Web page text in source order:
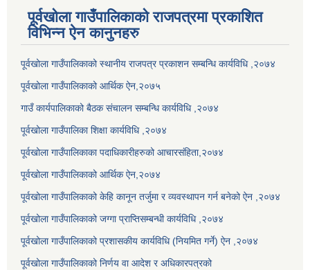
पूर्वखोला गाउँपालिकाको राजपत्रमा प्रकाशित
विभिन्न ऐन कानुनहरु
पूर्वखोला गाउँपालिकाको स्थानीय राजपत्र प्रकाशन सम्बन्धि कार्यविधि ,२०७४
पूर्वखोला गाउँपालिकाको आर्थिक ऐन,२०७५
गाउँ कार्यपालिकाको बैठक संचालन सम्बन्धि कार्यविधि ,२०७४
पूर्वखोला गाउँपालिका शिक्षा कार्यविधि ,२०७४
पूर्वखोला गाउँपालिकाका पदाधिकारीहरुको आचारसंहिता,२०७४
पूर्वखोला गाउँपालिकाको आर्थिक ऐन,२०७४
पूर्वखोला गाउँपालिकाको केहि कानून तर्जुमा र व्यवस्थापन गर्न बनेको ऐन ,२०७४
पूर्वखोला गाउँपालिकाको जग्गा प्राप्तिसम्बन्धी कार्यविधि ,२०७४
पूर्वखोला गाउँपालिकाको प्रशासकीय कार्यविधि (नियमित गर्ने) ऐन ,२०७४
पूर्वखोला गाउँपालिकाको निर्णय वा आदेश र अधिकारपत्रको